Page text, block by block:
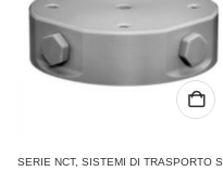
SERIE NCT, SISTEMI DI TRASPORTO SENZA CONTATTO